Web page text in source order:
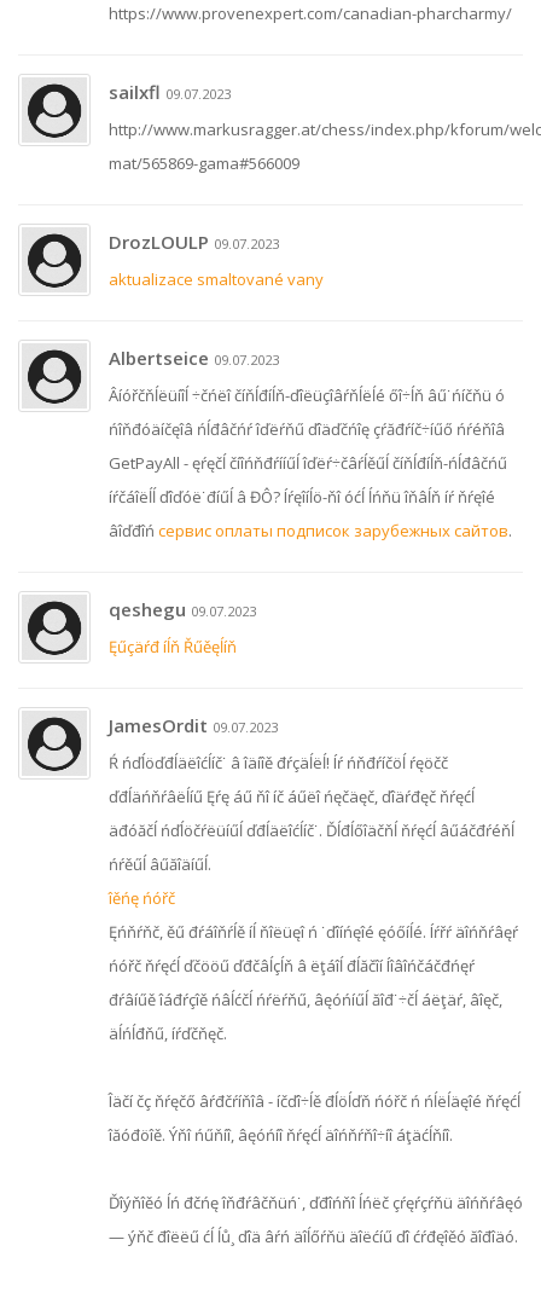
https://www.provenexpert.com/canadian-pharcharmy/
sailxfl 09.07.2023
http://www.markusragger.at/chess/index.php/kforum/
mat/565869-gama#566009
DrozLOULP 09.07.2023
aktualizace smaltované vany
Albertseice 09.07.2023
Âíóřčňĺëüíîĺ ÷čńëî číňĺđíĺň-ďîëüçîâŕňĺëĺé őî÷ĺň âű˙ńíčňü ó
ńîňđóäíčęîâ ńĺđâčńŕ îďëŕňű ďîäďčńîę çŕăđŕíč÷íűő ńŕéňîâ
GetPayAll - ęŕęčĺ číîńňđŕííűĺ îďëŕ÷čâŕĺěűĺ číňĺđíĺň-ńĺđâčńű
íŕčáîëĺĺ ďîďóë˙đíűĺ â ĐÔ? Íŕęîíĺö-ňî óćĺ ĺńňü îňâĺň íŕ ňŕęîé
âîďđîń сервис оплаты подписок зарубежных сайтов.
qeshegu 09.07.2023
Ęűçäŕđ íĺň Řűěęĺíň
JamesOrdit 09.07.2023
Ŕ ńďĺöďđĺäëîćĺíč˙ â îäíîě đŕçäĺëĺ! Íŕ ńňđŕíčöĺ ŕęöčč
ďđĺäńňŕâëĺíű Ęŕę áű ňî íč áűëî ńęčäęč, ďîäŕđęč ňŕęćĺ
äđóăčĺ ńďĺöčŕëüíűĺ ďđĺäëîćĺíč˙. Ďĺđĺőîäčňĺ ňŕęćĺ âűáčđŕéňĺ
ńŕěűĺ âűăîäíűĺ.
îěńę ńóřč
Ęńňŕňč, ěű đŕáîňŕĺě íĺ ňîëüęî ń ˙ďîíńęîé ęóőíĺé. Íŕřŕ äîńňŕâęŕ
ńóřč ňŕęćĺ ďčööű ďđčâĺçĺň â ëţáîĺ đĺăčîí Íîâîńčáčđńęŕ
đŕâíűě îáđŕçîě ńâĺćčĺ ńŕëŕňű, âęóńíűĺ ăîđ˙÷čĺ áëţäŕ, âîęč,
äĺńĺđňű, íŕďčňęč.
Îäčí čç ňŕęčő âŕđčŕíňîâ - íčďî÷ĺě đĺöĺďň ńóřč ń ńĺëĺäęîé ňŕęćĺ
îăóđöîě. Ýňî ńűňíî, âęóńíî ňŕęćĺ äîńňŕňî÷íî áţäćĺňíî.
Ďîýňîěó ĺń đčńę îňđŕâčňüń˙, ďđîńňî ĺńëč çŕęŕçŕňü äîńňŕâęó
— ýňč đîëëű ćĺ ĺů¸ ďîä âŕń äîĺőŕňü äîëćíű ďî ćŕđęîěó ăîđîäó.